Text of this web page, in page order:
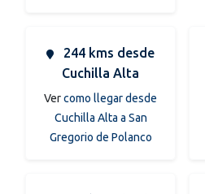
244 kms desde
Cuchilla Alta
Vercomo llegar desde
Cuchilla Alta a San
Gregorio de Polanco